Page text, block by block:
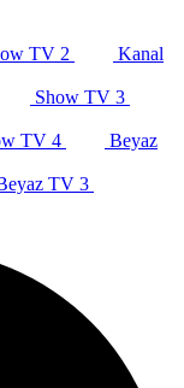
TV 2 Kanal
Show TV 3
TV 4 Beyaz
TV 3